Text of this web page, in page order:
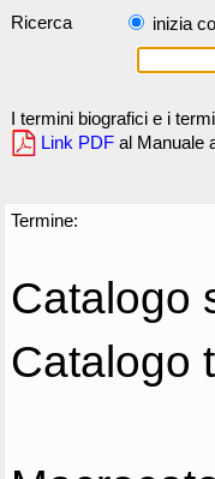
Ricerca inizia
I termini biografici e i
Link PDF al Manuale
Termine:
Catalogo
Catalogo